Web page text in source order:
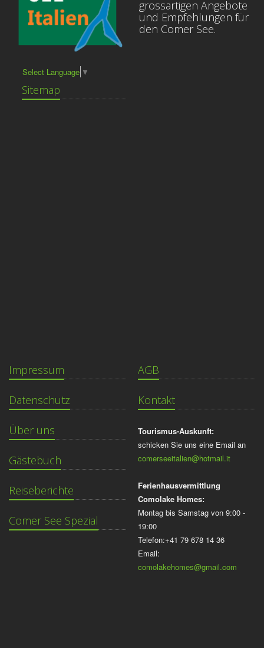
Select Language ▼
Sitemap
grossartigen Angebote
und Empfehlungen für
den Comer See.
Impressum
Datenschutz
Über uns
Gästebuch
Reiseberichte
Comer See Spezial
AGB
Kontakt
Tourismus-Auskunft:
schicken Sie uns eine Email an
comerseeitalien@hotmail.it
Ferienhausvermittlung
Comolake Homes:
Montag bis Samstag von 9:00 -
19:00
Telefon:+41 79 678 14 36
Email:
comolakehomes@gmail.com